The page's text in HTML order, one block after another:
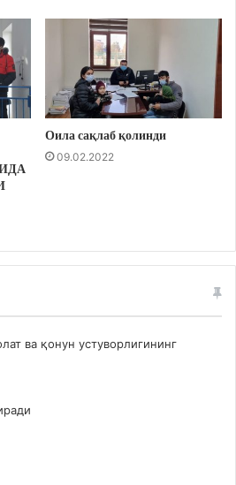
Оила сақлаб қолинди
09.02.2022
ва қонун устуворлигининг